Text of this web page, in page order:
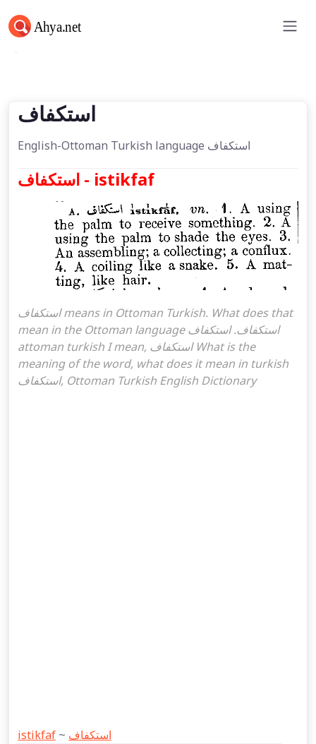
استكفاف
استكفاف
English-Ottoman Turkish language استكفاف
استكفاف - istikfaf
استكفاف means in Ottoman Turkish. What does that
mean in the Ottoman language استكفاف. استكفاف
attoman turkish I mean, استكفاف What is the
meaning of the word, what does it mean in turkish
استكفاف, Ottoman Turkish English Dictionary
istikfaf ~ استكفاف